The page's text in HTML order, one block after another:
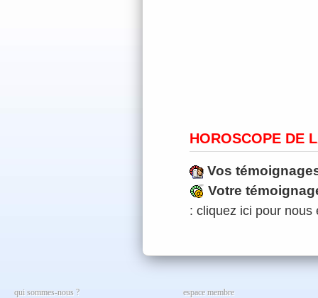
HOROSCOPE DE
Vos
Votre
: cliquez ici pour nous
qui sommes-nous ? espace membre